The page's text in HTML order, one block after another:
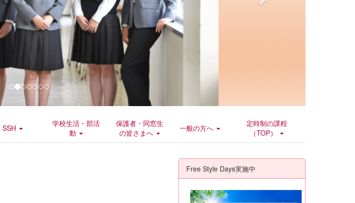
SSH
学校生活・部活
動
保護者・同窓生
の皆さまへ
一般の方へ
定時制の課程
（TOP）
Free Style Days実施中